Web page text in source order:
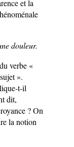
et la
douleur.
verbe «
».
t-il
dit,
? On
la notion